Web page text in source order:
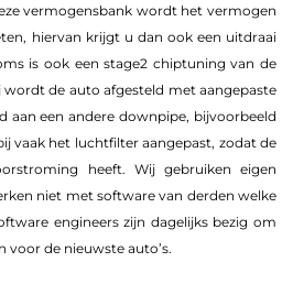
vermogensbank wordt het vermogen
hiervan krijgt u dan ook een uitdraai
is ook een stage2 chiptuning van de
de auto afgesteld met aangepaste
aan een andere downpipe, bijvoorbeeld
vaak het luchtfilter aangepast, zodat de
heeft. Wij gebruiken eigen
niet met software van derden welke
engineers zijn dagelijks bezig om
de nieuwste auto’s.